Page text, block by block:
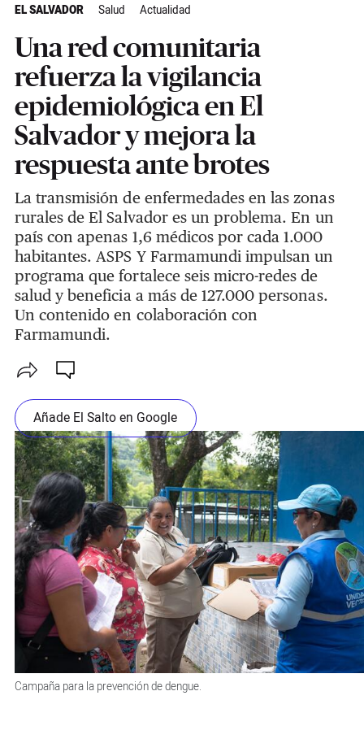
EL SALVADOR Salud Actualidad
Una red comunitaria
refuerza la vigilancia
epidemiológica en El
Salvador y mejora la
respuesta ante brotes
La transmisión de enfermedades en las zonas
rurales de El Salvador es un problema. En un
país con apenas 1,6 médicos por cada 1.000
habitantes. ASPS Y Farmamundi impulsan un
programa que fortalece seis micro-redes de
salud y beneficia a más de 127.000 personas.
Un contenido en colaboración con
Farmamundi.
Añade El Salto en Google
Campaña para la prevención de dengue.